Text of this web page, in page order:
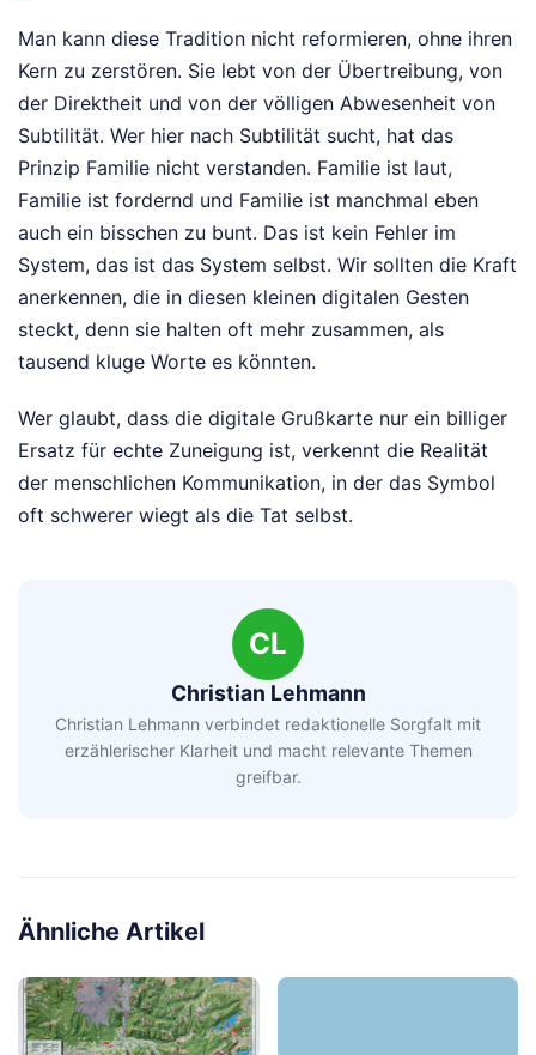
Man kann diese Tradition nicht reformieren, ohne ihren
Kern zu zerstören. Sie lebt von der Übertreibung, von
der Direktheit und von der völligen Abwesenheit von
Subtilität. Wer hier nach Subtilität sucht, hat das
Prinzip Familie nicht verstanden. Familie ist laut,
Familie ist fordernd und Familie ist manchmal eben
auch ein bisschen zu bunt. Das ist kein Fehler im
System, das ist das System selbst. Wir sollten die Kraft
anerkennen, die in diesen kleinen digitalen Gesten
steckt, denn sie halten oft mehr zusammen, als
tausend kluge Worte es könnten.
Wer glaubt, dass die digitale Grußkarte nur ein billiger
Ersatz für echte Zuneigung ist, verkennt die Realität
der menschlichen Kommunikation, in der das Symbol
oft schwerer wiegt als die Tat selbst.
CL
Christian Lehmann
Christian Lehmann verbindet redaktionelle Sorgfalt mit
erzählerischer Klarheit und macht relevante Themen
greifbar.
Ähnliche Artikel